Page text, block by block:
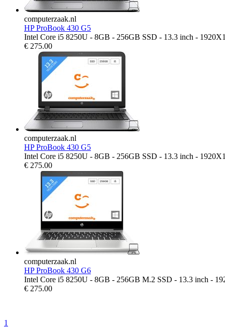
computerzaak.nl
HP ProBook 430 G5
Intel Core i5 8250U - 8GB - 256GB SSD - 13.3 inch -
€ 275.00
computerzaak.nl
HP ProBook 430 G5
Intel Core i5 8250U - 8GB - 256GB SSD - 13.3 inch -
€ 275.00
computerzaak.nl
HP ProBook 430 G6
Intel Core i5 8250U - 8GB - 256GB M.2 SSD - 13.3 inch -
€ 275.00
1